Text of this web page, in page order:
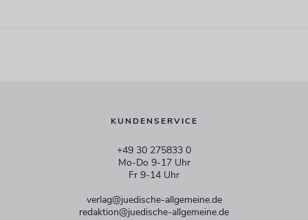
KUNDENSERVICE
+49 30 275833 0
Mo-Do 9-17 Uhr
Fr 9-14 Uhr
verlag@juedische-allgemeine.de
redaktion@juedische-allgemeine.de